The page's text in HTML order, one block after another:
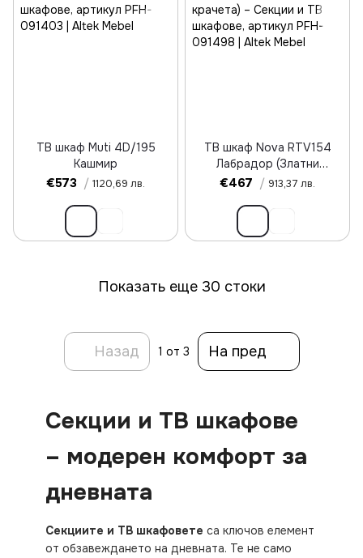
ТВ шкаф Muti 4D/195
Кашмир
€573 / 1120,69 лв.
ТВ шкаф Nova RTV154
Лабрадор (Златни
крачета)
€467 / 913,37 лв.
Показать еще 30 стоки
Назад 1 от 3 На пред
Секции и ТВ шкафове
– модерен комфорт за
дневната
Секциите и ТВ шкафовете са ключов елемент
от обзавеждането на дневната. Те не само